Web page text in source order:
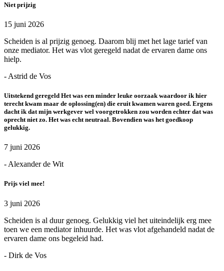
Niet prijzig
15 juni 2026
Scheiden is al prijzig genoeg. Daarom blij met het lage tarief van
onze mediator. Het was vlot geregeld nadat de ervaren dame ons
hielp.
- Astrid de Vos
Uitstekend geregeld Het was een minder leuke oorzaak waardoor ik hier
terecht kwam maar de oplossing(en) die eruit kwamen waren goed. Ergens
dacht ik dat mijn werkgever wel voorgetrokken zou worden echter dat was
oprecht niet zo. Het was echt neutraal. Bovendien was het goedkoop
gelukkig.
7 juni 2026
- Alexander de Wit
Prijs viel mee!
3 juni 2026
Scheiden is al duur genoeg. Gelukkig viel het uiteindelijk erg mee
toen we een mediator inhuurde. Het was vlot afgehandeld nadat de
ervaren dame ons begeleid had.
- Dirk de Vos